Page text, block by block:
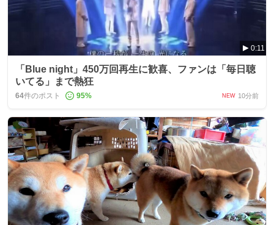
0:11
「Blue night」450万回再生に歓喜、ファンは「毎日聴
いてる」まで熱狂
64件のポスト 95% NEW 10分前